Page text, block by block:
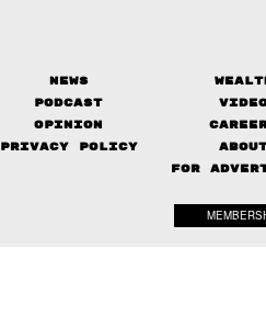
News
Podcast
Opinion
Privacy Policy
FOR